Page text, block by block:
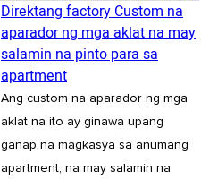
Direktang factory Custom na
aparador ng mga aklat na may
salamin na pinto para sa
apartment
Ang custom na aparador ng mga
aklat na ito ay ginawa upang
ganap na magkasya sa anumang
apartment, na may salamin na